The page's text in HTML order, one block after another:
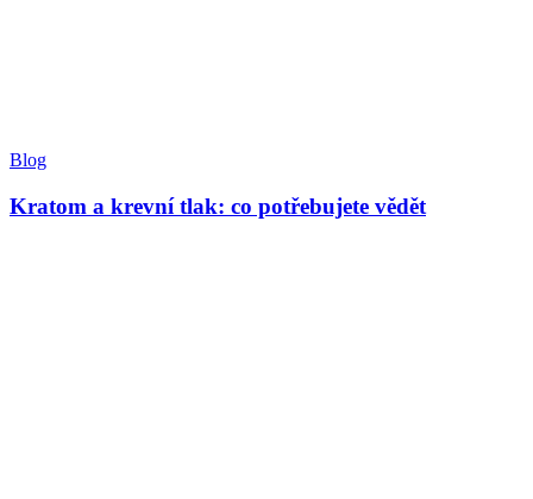
Blog
Kratom a krevní tlak: co potřebujete vědět